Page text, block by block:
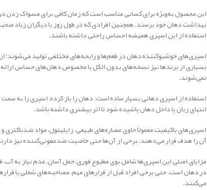
این محصول به‌ویژه برای کسانی مناسب است که زمان کافی برای مسواک زدن در
بهداشت دهان خود برسند. همچنین افرادی که در طول روز با دیگران زیاد
استفاده از این اسپری همیشه احساس راحتی داشته باشند.
اسپری‌های خوشبوکننده دهان در طعم‌ها و رایحه‌های مختلفی تولید می‌شوند؛ از
بسیاری از برندها نیز نسخه‌های بدون الکل یا مخصوص دهان‌های حساس
نمی‌شوند.
انتهای زبان یا داخل دهان پاشیده شود تا اثر بیشتری داشته باشد.
اسپری‌های باکیفیت معمولاً حاوی عصاره‌های طبیعی، زایلیتول، مواد ضدباکتری
آن را هدف قرار می‌دهند. برخی از آن‌ها حتی خاصیت ضدعفونی‌کننده نیز
مزایای اصلی این اسپری‌ها شامل بوی مطبوع فوری، حمل آسان، عدم نیاز به
در دهان است. حتی برخی افراد قبل از قرارهای مهم، مصاحبه‌های شغلی یا
می‌کنند.